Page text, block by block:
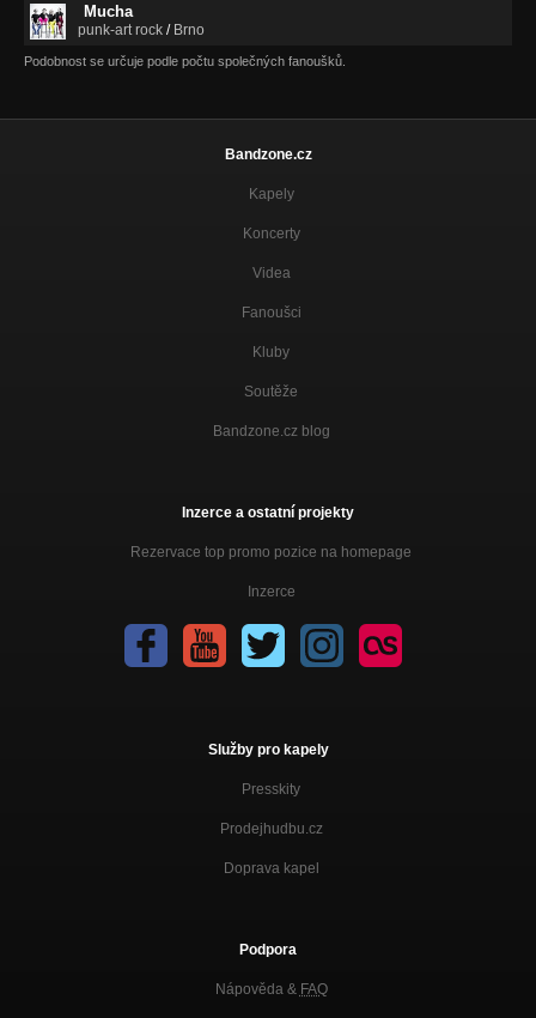
ALIENATION (REMIX)
Mucha
punk-art rock / Brno
Podobnost se určuje podle počtu společných fanoušků.
Bandzone.cz
Kapely
Koncerty
Videa
Fanoušci
Kluby
Soutěže
Bandzone.cz blog
Inzerce a ostatní projekty
Rezervace top promo pozice na homepage
Inzerce
Služby pro kapely
Presskity
Prodejhudbu.cz
Doprava kapel
Podpora
Nápověda & FAQ